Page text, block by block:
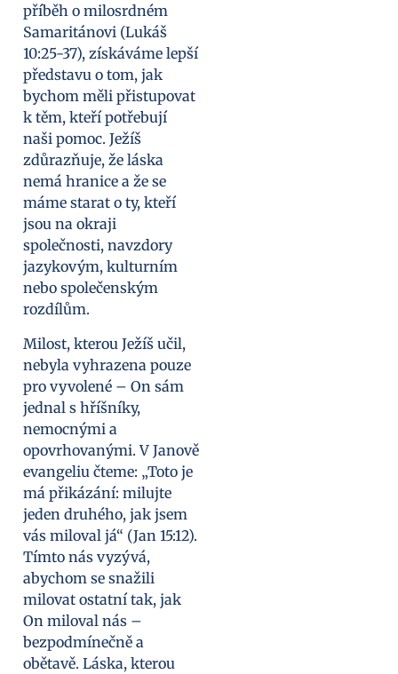
příběh o milosrdném
Samaritánovi (Lukáš
10:25-37), získáváme lepší
představu o tom, jak
bychom měli přistupovat
k těm, kteří potřebují
naši pomoc. Ježíš
zdůrazňuje, že láska
nemá hranice a že se
máme starat o ty, kteří
jsou na okraji
společnosti, navzdory
jazykovým, kulturním
nebo společenským
rozdílům.
Milost, kterou Ježíš učil,
nebyla vyhrazena pouze
pro vyvolené – On sám
jednal s hříšníky,
nemocnými a
opovrhovanými. V Janově
evangeliu čteme: „Toto je
má přikázání: milujte
jeden druhého, jak jsem
vás miloval já“ (Jan 15:12).
Tímto nás vyzývá,
abychom se snažili
milovat ostatní tak, jak
On miloval nás –
bezpodmínečně a
obětavě. Láska, kterou